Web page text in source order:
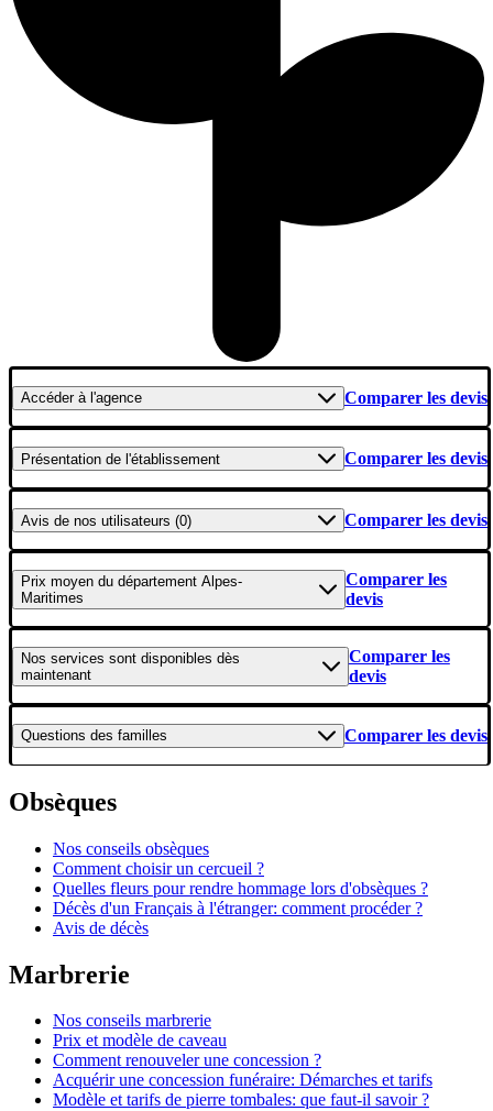
Accéderà l'agence Comparer les devis
Présentation de l'établissement Comparer les devis
Avis de nos utilisateurs (0) Comparer les devis
Prix moyen du département Alpes-
Maritimes
Comparer les
devis
Nos services sont disponibles dès
maintenant
Comparer les
devis
Questions des familles Comparer les devis
Obsèques
Nos conseils obsèques
Comment choisir un cercueil ?
Quelles fleurs pour rendre hommage lors d'obsèques ?
Décès d'un Français à l'étranger: comment procéder ?
Avis de décès
Marbrerie
Nos conseils marbrerie
Prix et modèle de caveau
Comment renouveler une concession ?
Acquérir une concession funéraire: Démarches et tarifs
Modèle et tarifs de pierre tombales: que faut-il savoir ?